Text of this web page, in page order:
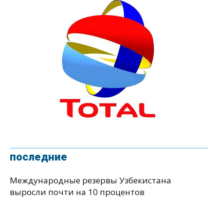
последние
Международные резервы Узбекистана
выросли почти на 10 процентов